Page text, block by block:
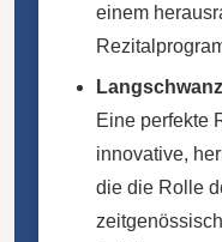
einem
Eine perfekte
innovative,
die die Rolle